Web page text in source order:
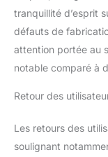
tranquillité d’esprit
défauts de
attention portée au
notable comparé à
Retour des
Les retours des
soulignant